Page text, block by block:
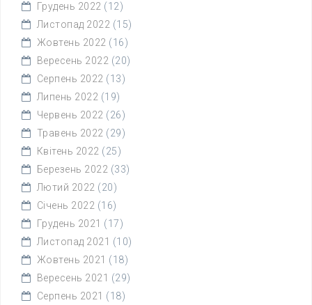
Грудень 2022 (12)
Листопад 2022 (15)
Жовтень 2022 (16)
Вересень 2022 (20)
Серпень 2022 (13)
Липень 2022 (19)
Червень 2022 (26)
Травень 2022 (29)
Квітень 2022 (25)
Березень 2022 (33)
Лютий 2022 (20)
Січень 2022 (16)
Грудень 2021 (17)
Листопад 2021 (10)
Жовтень 2021 (18)
Вересень 2021 (29)
Серпень 2021 (18)